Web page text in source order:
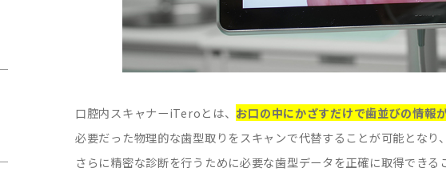
口腔内スキャナーiTeroとは、 お口の中にかざすだけで歯並びの情報
必要だった物理的な歯型取りをスキャンで代替することが可能となり
さらに精密な診断を行うために必要な歯型データを正確に取得でき